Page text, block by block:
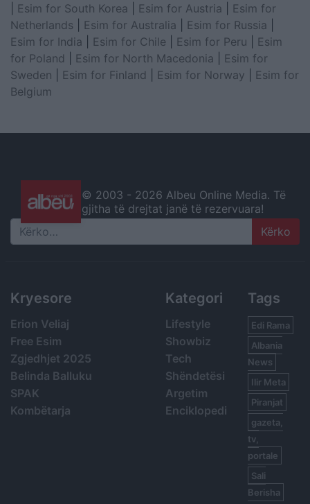
Esim for South Korea Esim for Austria
Esim for
Netherlands
Esim for Australia Esim for Russia
Esim for India
Esim for Chile Esim for Peru
Esim
for Poland
Esim for North Macedonia
Esim for
Sweden
Esim for Finland Esim for Norway
Esim for
Belgium
© 2003 - 2026 Albeu Online Media. Të
gjitha të drejtat janë të rezervuara!
Search
Kryesore
Erion Veliaj
Free Esim
Zgjedhjet 2025
Belinda Balluku
SPAK
Kombëtarja
Kategori
Lifestyle
Showbiz
Tech
Shëndetësi
Argetim
Enciklopedi
Tags
Edi Rama
Albania
News
Ilir Meta
Piranjat
gazeta,
tv,
portale
Sali
Berisha